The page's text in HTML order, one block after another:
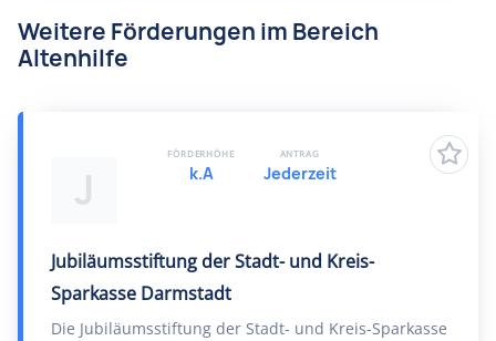
Weitere Förderungen im Bereich
Altenhilfe
J
Jubiläumsstiftung der Stadt- und Kreis-
Sparkasse Darmstadt
Die Jubiläumsstiftung der Stadt- und Kreis-Sparkasse
FÖRDERHÖHE
k.A
ANTRAG
Jederzeit